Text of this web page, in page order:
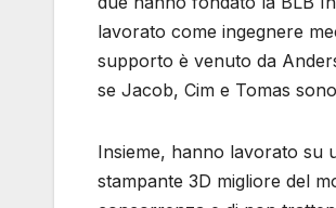
lavorato come ingegnere
supporto è venuto da
se Jacob, Cim e Tomas
Insieme, hanno lavorato su
stampante 3D migliore del